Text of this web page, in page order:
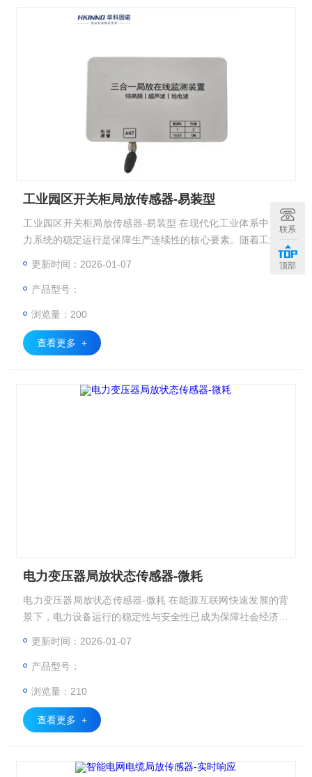
工业园区开关柜局放传感器-易装型
工业园区开关柜局放传感器-易装型 在现代化工业体系中，电
力系统的稳定运行是保障生产连续性的核心要素。随着工业园
区规模扩大与设备智能化升级，传统的人工巡检模式已难以满
足高效运维需求。针对高压电力设备潜在故障的早期预警与精
准诊断，一套集成化、智能化的监测解决方案正成为行业转型
更新时间：2026-01-07
产品型号：
浏览量：200
查看更多 +
电力变压器局放状态传感器-微耗
电力变压器局放状态传感器-微耗 在能源互联网快速发展的背
景下，电力设备运行的稳定性与安全性已成为保障社会经济发
准性的需求。为此，本文将介绍一套融合多维度感知技术的智
更新时间：2026-01-07
产品型号：
浏览量：210
查看更多 +
联系
顶部